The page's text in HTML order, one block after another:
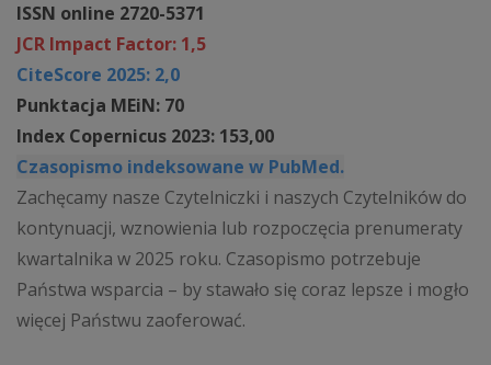
ISSN online 2720-5371
JCR Impact Factor: 1,5
CiteScore 2025: 2,0
Punktacja MEiN: 70
Index Copernicus 2023: 153,00
Czasopismo indeksowane w PubMed.
Zachęcamy nasze Czytelniczki i naszych Czytelników do
kontynuacji, wznowienia lub rozpoczęcia prenumeraty
kwartalnika w 2025 roku. Czasopismo potrzebuje
Państwa wsparcia – by stawało się coraz lepsze i mogło
więcej Państwu zaoferować.